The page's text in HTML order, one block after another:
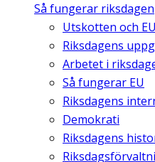
Så fungerar riksdagen
Utskotten och
Riksdagens
Arbetet i
Så fungerar EU
Riksdagens
Demokrati
Riksdagens